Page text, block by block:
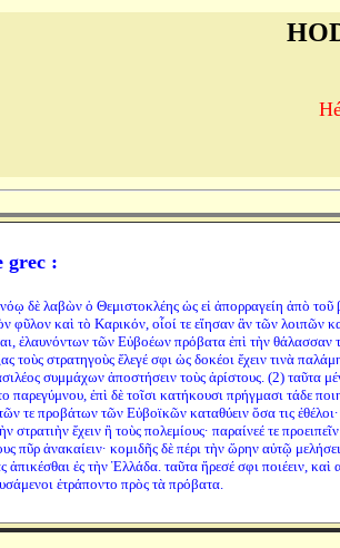
grec :
δὲ λαβὼν ὁ Θεμιστοκλέης ὡς εἰ ἀπορραγείη ἀπὸ τοῦ
φῦλον καὶ τὸ Καρικόν, οἷοί τε εἴησαν ἂν τῶν λοιπῶν
ἐλαυνόντων τῶν Εὐβοέων πρόβατα ἐπὶ τὴν θάλασσαν
τοὺς στρατηγοὺς ἔλεγέ σφι ὡς δοκέοι ἔχειν τινὰ
συμμάχων ἀποστήσειν τοὺς ἀρίστους. (2) ταῦτα
παρεγύμνου, ἐπὶ δὲ τοῖσι κατήκουσι πρήγμασι τάδε
τε προβάτων τῶν Εὐβοϊκῶν καταθύειν ὅσα τις
στρατιὴν ἔχειν ἢ τοὺς πολεμίους· παραίνεέ τε
πῦρ ἀνακαίειν· κομιδῆς δὲ πέρι τὴν ὥρην αὐτῷ
ἀπικέσθαι ἐς τὴν Ἑλλάδα. ταῦτα ἤρεσέ σφι ποιέειν, καὶ
ἐτράποντο πρὸς τὰ πρόβατα.